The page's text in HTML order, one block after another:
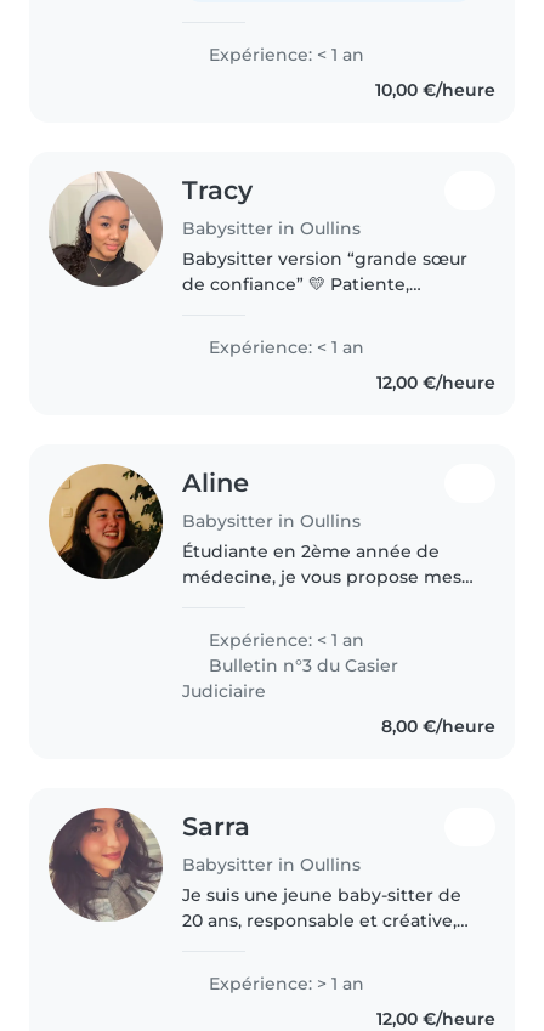
Expérience: < 1 an
10,00 €/heure
Tracy
Babysitter in Oullins
Babysitter version “grande sœur
de confiance” 💛 Patiente,
inventer des activités pour
occuper les petits bouts.
Expérience: < 1 an
12,00 €/heure
Aline
Babysitter in Oullins
Étudiante en 2ème année de
médecine, je vous propose mes
Diplômée du BAFA et ayant
travaillée a plusieurs reprises en
centre de loisirs, en périscolaire..
Expérience: < 1 an
Bulletin n°3 du Casier
Judiciaire
8,00 €/heure
Sarra
Babysitter in Oullins
Je suis une jeune baby-sitter de
20 ans, responsable et créative,
garde d'enfants, spécialisée dans
les enfants d'âge préscolaire et
Expérience: > 1 an
12,00 €/heure